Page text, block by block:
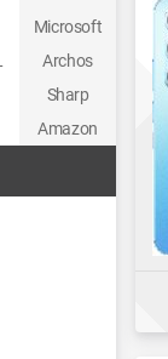
Microsoft
Archos
Sharp
Amazon